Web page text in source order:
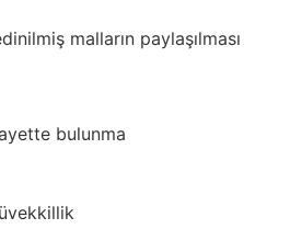
malların paylaşılması
bulunma